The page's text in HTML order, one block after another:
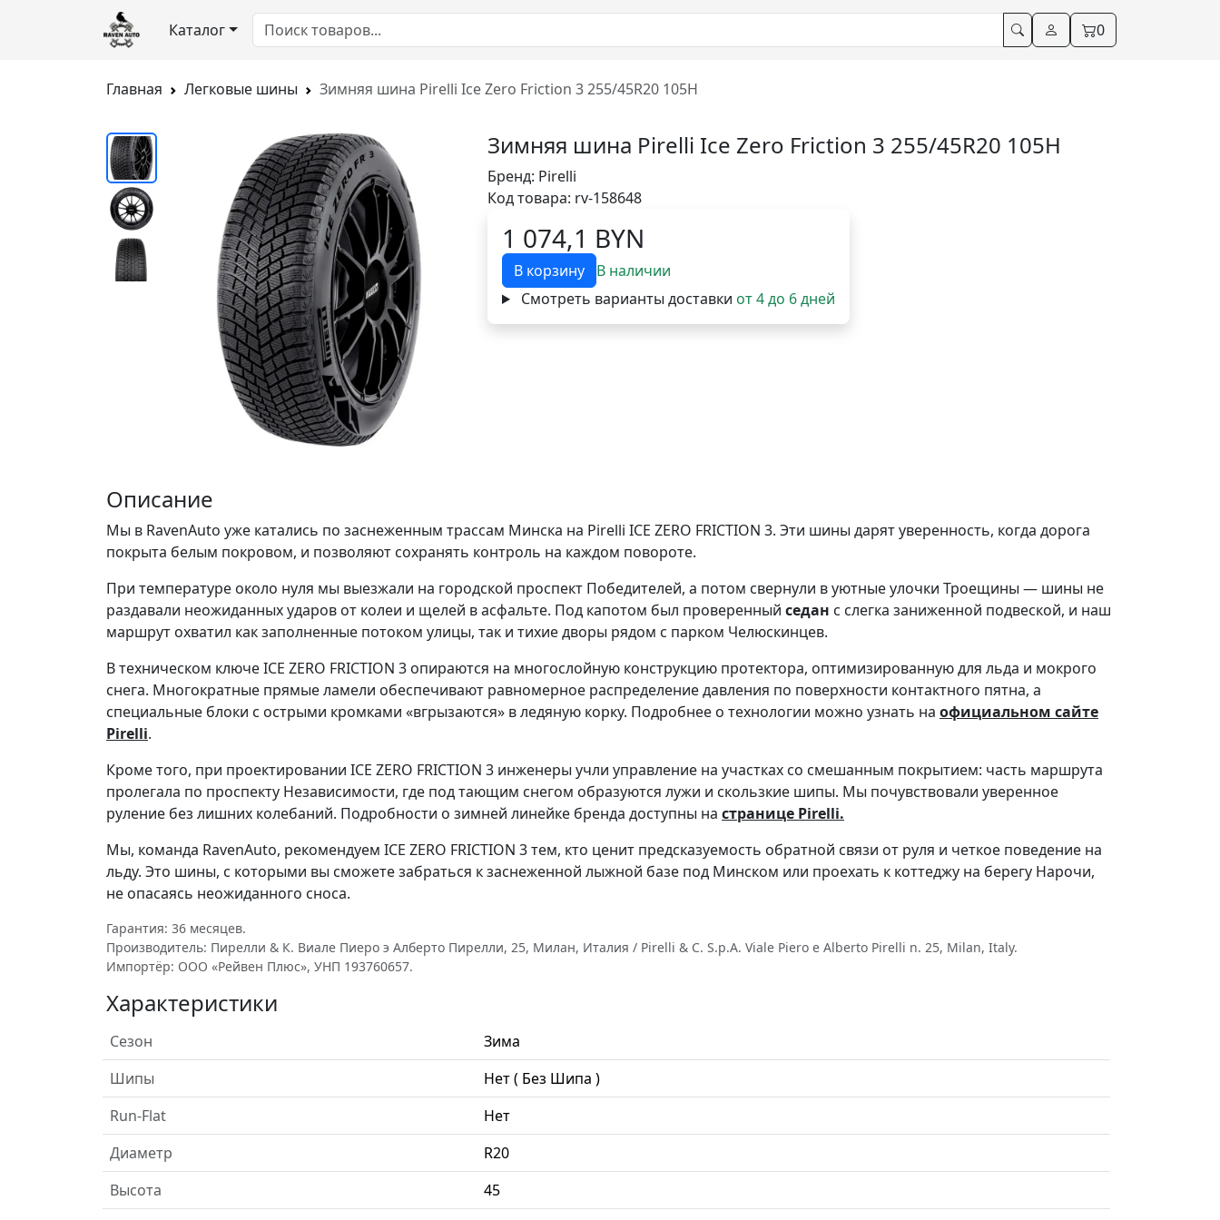
Каталог 0
Главная Легковые шины Зимняя шина Pirelli Ice Zero Friction 3 255/45R20 105H
Зимняя шина Pirelli Ice Zero Friction 3 255/45R20 105H
Бренд: Pirelli
Код товара: rv-158648
1 074,1 BYN
В корзину
В наличии
Смотреть варианты доставки от 4 до 6 дней
Описание
Мы в RavenAuto уже катались по заснеженным трассам Минска на Pirelli ICE ZERO FRICTION 3. Эти шины дарят уверенность, когда дорога
покрыта белым покровом, и позволяют сохранять контроль на каждом повороте.
При температуре около нуля мы выезжали на городской проспект Победителей, а потом свернули в уютные улочки Троещины — шины не
раздавали неожиданных ударов от колеи и щелей в асфальте. Под капотом был проверенный седан с слегка заниженной подвеской, и наш
маршрут охватил как заполненные потоком улицы, так и тихие дворы рядом с парком Челюскинцев.
В техническом ключе ICE ZERO FRICTION 3 опираются на многослойную конструкцию протектора, оптимизированную для льда и мокрого
снега. Многократные прямые ламели обеспечивают равномерное распределение давления по поверхности контактного пятна, а
специальные блоки с острыми кромками «вгрызаются» в ледяную корку. Подробнее о технологии можно узнать на официальном сайте
Pirelli.
Кроме того, при проектировании ICE ZERO FRICTION 3 инженеры учли управление на участках со смешанным покрытием: часть маршрута
пролегала по проспекту Независимости, где под тающим снегом образуются лужи и скользкие шипы. Мы почувствовали уверенное
руление без лишних колебаний. Подробности о зимней линейке бренда доступны на странице Pirelli.
Мы, команда RavenAuto, рекомендуем ICE ZERO FRICTION 3 тем, кто ценит предсказуемость обратной связи от руля и четкое поведение на
льду. Это шины, с которыми вы сможете забраться к заснеженной лыжной базе под Минском или проехать к коттеджу на берегу Нарочи,
не опасаясь неожиданного сноса.
Гарантия: 36 месяцев.
Производитель: Пирелли & К. Виале Пиеро э Алберто Пирелли, 25, Милан, Италия / Pirelli & C. S.p.A. Viale Piero e Alberto Pirelli n. 25, Milan, Italy.
Импортёр: ООО «Рейвен Плюс», УНП 193760657.
Характеристики
Сезон
Зима
Шипы
Нет ( Без Шипа )
Run-Flat
Нет
Диаметр
R20
Высота
45